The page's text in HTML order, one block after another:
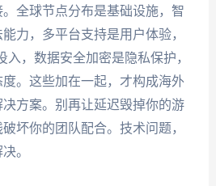
全球节点分布是基础设施，智
力，多平台支持是用户体验，
入，数据安全加密是隐私保护，
。这些加在一起，才构成海外
方案。别再让延迟毁掉你的游
坏你的团队配合。技术问题，
。